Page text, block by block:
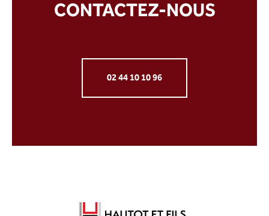
CONTACTEZ-NOUS
02 44 10 10 96